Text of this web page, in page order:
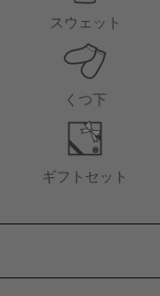
スウェット
くつ下
ギフトセット